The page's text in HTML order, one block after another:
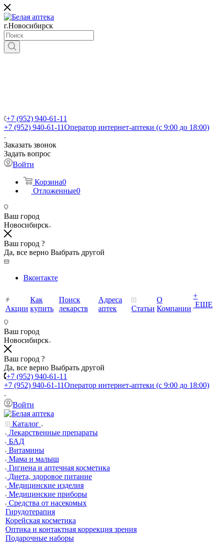
г.Новосибирск
+7 (952) 940-61-11
+7 (952) 940-61-11Оператор интернет-аптеки (с 9:00 до 18:00)
Заказать звонок
Задать вопрос
Войти
Корзина0
Отложенные0
Ваш город
Новосибирск
Ваш город ?
Да, все верно Выбрать другой
Вконтакте
Акции
Как
купить
Поиск
лекарств
Адреса
аптек
Статьи
О
Компании
+
ЕЩЕ
Ваш город
Новосибирск
Ваш город ?
Да, все верно Выбрать другой
+7 (952) 940-61-11
+7 (952) 940-61-11Оператор интернет-аптеки (с 9:00 до 18:00)
Войти
Каталог
Лекарственные препараты
БАД
Витамины
Мама и малыш
Гигиена и аптечная косметика
Диета, здоровое питание
Медицинские изделия
Медицинские приборы
Средства от насекомых
Гирудотерапия
Корейская косметика
Оптика и контактная коррекция зрения
Подарочные наборы